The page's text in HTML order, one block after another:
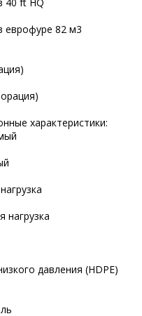
еврофуре 82 м3
характеристики:
нагрузка
давления (HDPE)